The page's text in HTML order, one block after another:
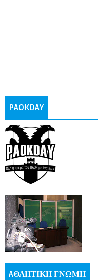
PAOKDAY
AΘΛΗΤΙΚΗ ΓΝΩΜΗ